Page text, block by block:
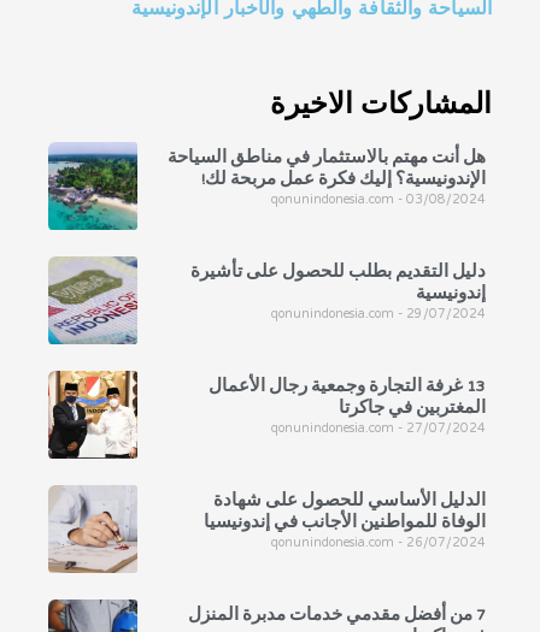
السياحة والثقافة والطهي والأخبار الإندونيسية
المشاركات الاخيرة
هل أنت مهتم بالاستثمار في مناطق السياحة
الإندونيسية؟ إليك فكرة عمل مربحة لك!
qonunindonesia.com 03/08/2024
دليل التقديم بطلب للحصول على تأشيرة
إندونيسية
qonunindonesia.com 29/07/2024
13 غرفة التجارة وجمعية رجال الأعمال
المغتربين في جاكرتا
qonunindonesia.com 27/07/2024
الدليل الأساسي للحصول على شهادة
الوفاة للمواطنين الأجانب في إندونيسيا
qonunindonesia.com 26/07/2024
7 من أفضل مقدمي خدمات مدبرة المنزل